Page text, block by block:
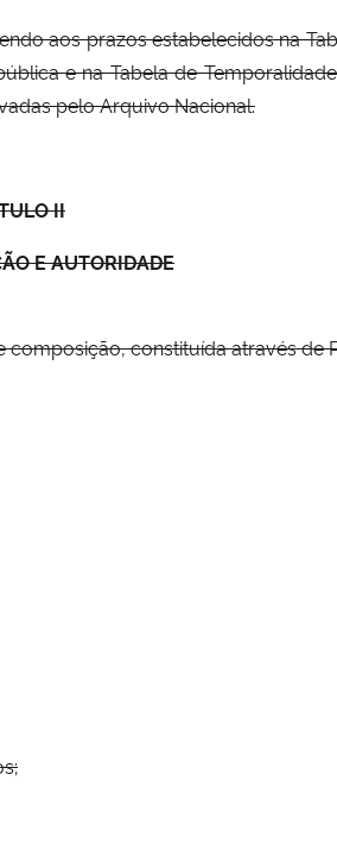
aos prazos estabelecidos na
e na Tabela de
pelo Arquivo Nacional.
II
E AUTORIDADE
composição, constituída através de